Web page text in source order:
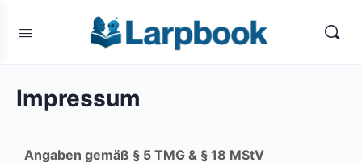
Impressum
Angaben gemäß § 5 TMG & § 18 MStV